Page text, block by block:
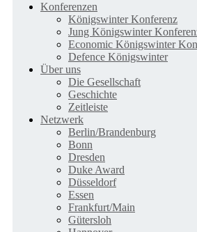
Konferenzen
Königswinter Konferenz
Jung Königswinter
Economic Königswinter
Defence Königswinter
Über uns
Die Gesellschaft
Geschichte
Zeitleiste
Netzwerk
Berlin/Brandenburg
Bonn
Dresden
Duke Award
Düsseldorf
Essen
Frankfurt/Main
Gütersloh